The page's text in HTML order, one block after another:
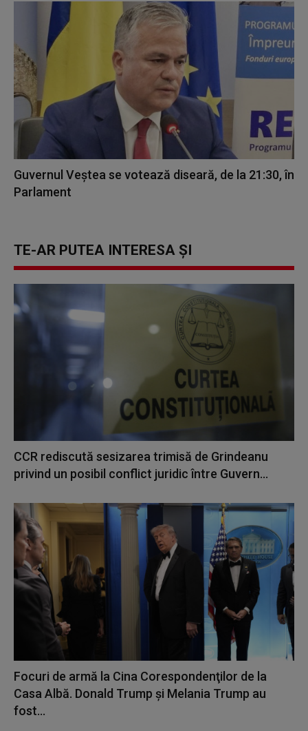
Guvernul Veștea se votează diseară, de la 21:30, în
Parlament
TE-AR PUTEA INTERESA ȘI
CCR rediscută sesizarea trimisă de Grindeanu
privind un posibil conflict juridic între Guvern...
Focuri de armă la Cina Corespondenţilor de la
Casa Albă. Donald Trump și Melania Trump au
fost...